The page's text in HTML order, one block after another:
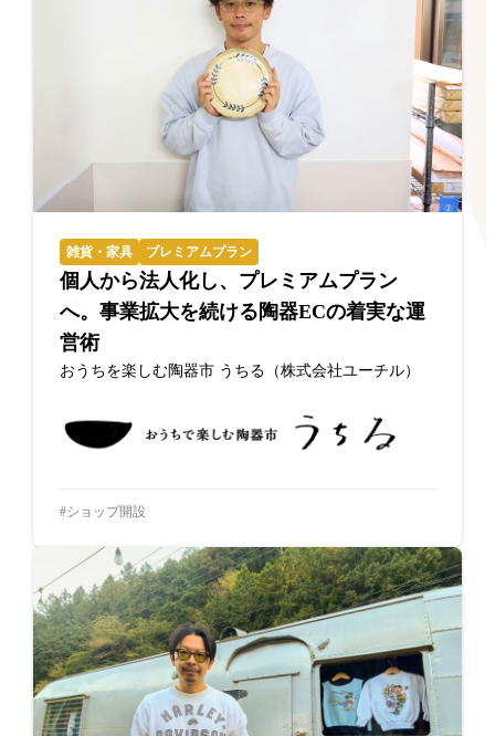
雑貨・家具 プレミアムプラン
個人から法人化し、プレミアムプラン
へ。事業拡大を続ける陶器ECの着実な運
営術
おうちを楽しむ陶器市 うちる（株式会社ユーチル）
ショップ開設